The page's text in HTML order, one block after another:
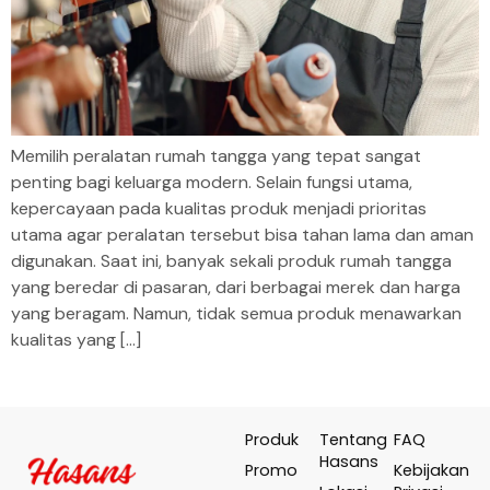
Memilih peralatan rumah tangga yang tepat sangat
penting bagi keluarga modern. Selain fungsi utama,
kepercayaan pada kualitas produk menjadi prioritas
utama agar peralatan tersebut bisa tahan lama dan aman
digunakan. Saat ini, banyak sekali produk rumah tangga
yang beredar di pasaran, dari berbagai merek dan harga
yang beragam. Namun, tidak semua produk menawarkan
kualitas yang […]
Produk
Promo
Tentang
Hasans
FAQ
Kebijakan